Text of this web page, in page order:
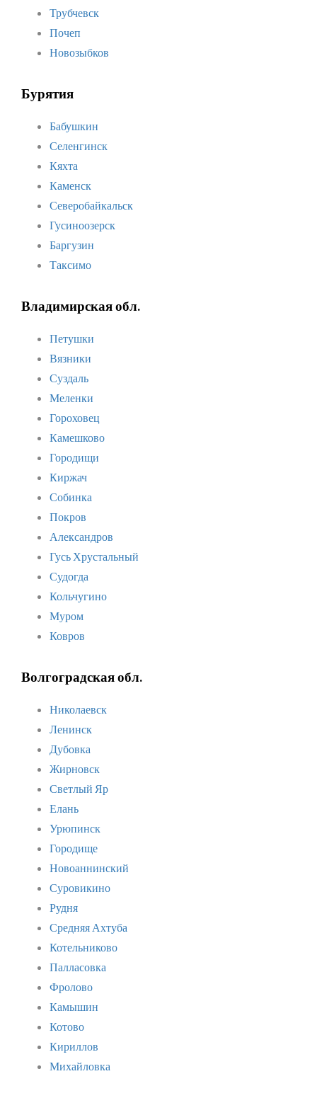
Трубчевск
Почеп
Новозыбков
Бурятия
Бабушкин
Селенгинск
Кяхта
Каменск
Северобайкальск
Гусиноозерск
Баргузин
Таксимо
Владимирская обл.
Петушки
Вязники
Суздаль
Меленки
Гороховец
Камешково
Городищи
Киржач
Собинка
Покров
Александров
Гусь Хрустальный
Судогда
Кольчугино
Муром
Ковров
Волгоградская обл.
Николаевск
Ленинск
Дубовка
Жирновск
Светлый Яр
Елань
Урюпинск
Городище
Новоаннинский
Суровикино
Рудня
Средняя Ахтуба
Котельниково
Палласовка
Фролово
Камышин
Котово
Кириллов
Михайловка